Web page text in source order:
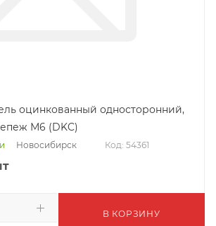
оцинкованный односторонний,
М6 (DKC)
Новосибирск Код: 54361
В КОРЗИНУ